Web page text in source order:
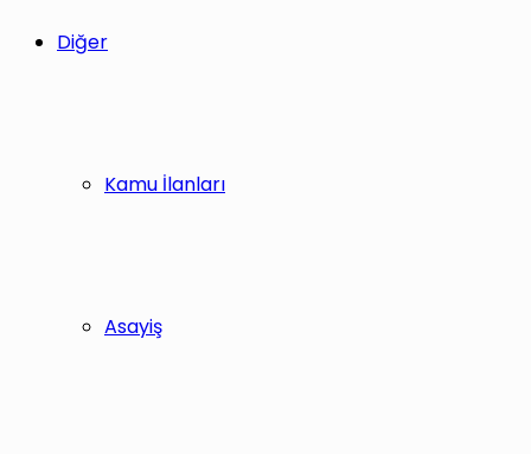
Diğer
Kamu İlanları
Asayiş